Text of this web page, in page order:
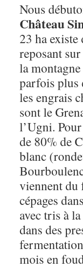
Nous
Château
23 ha
reposant
la
parfois plus
les engrais
sont le
l’Ugni.
de 80% de
blanc
viennent du
cépages
avec tris à
dans des
mois en